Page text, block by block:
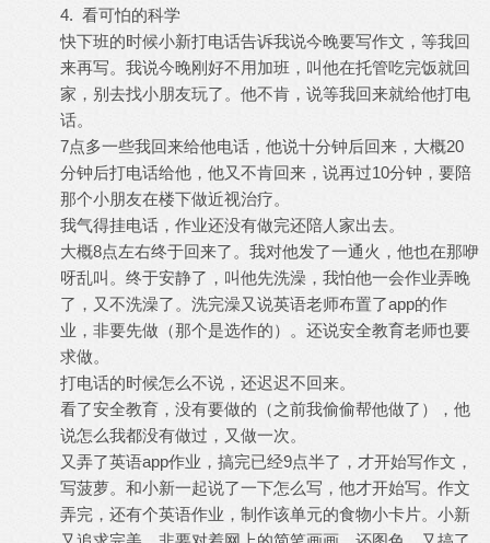
4. 看可怕的科学
快下班的时候小新打电话告诉我说今晚要写作文，等我回
来再写。我说今晚刚好不用加班，叫他在托管吃完饭就回
家，别去找小朋友玩了。他不肯，说等我回来就给他打电
话。
7点多一些我回来给他电话，他说十分钟后回来，大概20
分钟后打电话给他，他又不肯回来，说再过10分钟，要陪
那个小朋友在楼下做近视治疗。
我气得挂电话，作业还没有做完还陪人家出去。
大概8点左右终于回来了。我对他发了一通火，他也在那咿
呀乱叫。终于安静了，叫他先洗澡，我怕他一会作业弄晚
了，又不洗澡了。洗完澡又说英语老师布置了app的作
业，非要先做（那个是选作的）。还说安全教育老师也要
求做。
打电话的时候怎么不说，还迟迟不回来。
看了安全教育，没有要做的（之前我偷偷帮他做了），他
说怎么我都没有做过，又做一次。
又弄了英语app作业，搞完已经9点半了，才开始写作文，
写菠萝。和小新一起说了一下怎么写，他才开始写。作文
弄完，还有个英语作业，制作该单元的食物小卡片。小新